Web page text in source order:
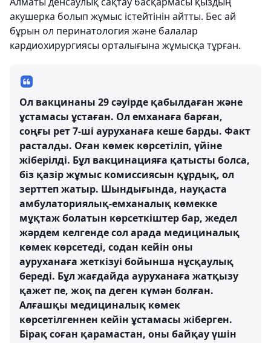
акушерка болып жұмыс істейтінін айтты. Бес ай
бұрын ол перинатология және балалар
кардиохирургиясы орталығына жұмысқа тұрған.
Ол вакцинаны 29 сәуірде қабылдаған және
ұстамасы ұстаған. Ол емханаға барған,
соңғы рет 7-ші ауруханаға кеше барды. Факт
расталды. Оған көмек көрсетіліп, үйіне
жіберілді. Бұл вакцинацияға қатысты болса,
біз қазір жұмыс комиссиясын құрдық, ол
зерттеп жатыр. Шындығында, науқаста
амбулаториялық-емханалық көмекке
мұқтаж болатын көрсеткіштер бар, жедел
жәрдем келгенде сол арада медициналық
көмек көрсетеді, содан кейін оны
ауруханаға жеткізуі бойынша нұсқаулық
береді. Бұл жағдайда ауруханаға жатқызу
қажет пе, жоқ па деген күмән болған.
Алғашқы медициналық көмек
көрсетілгеннен кейін ұстамасы жіберген.
Бірақ соған қарамастан, оны байқау үшін